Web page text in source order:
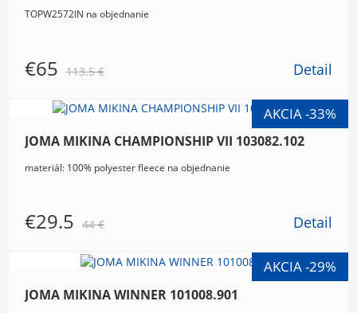
TOPW2572IN na objednanie
€65 113.5 € Detail
JOMA MIKINA CHAMPIONSHIP VII 103082.102
materiál: 100% polyester fleece na objednanie
€29.5 44 € Detail
JOMA MIKINA WINNER 101008.901